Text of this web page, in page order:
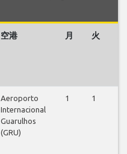
空港 月 火
Aeroporto
Internacional
Guarulhos
(GRU)
1 1